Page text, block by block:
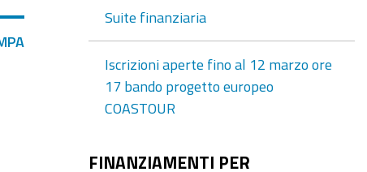
Suite finanziaria
Iscrizioni aperte fino al 12 marzo ore
17 bando progetto europeo
COASTOUR
FINANZIAMENTI PER